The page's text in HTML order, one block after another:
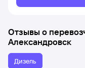
Отзывы о
Александровск
Дизель